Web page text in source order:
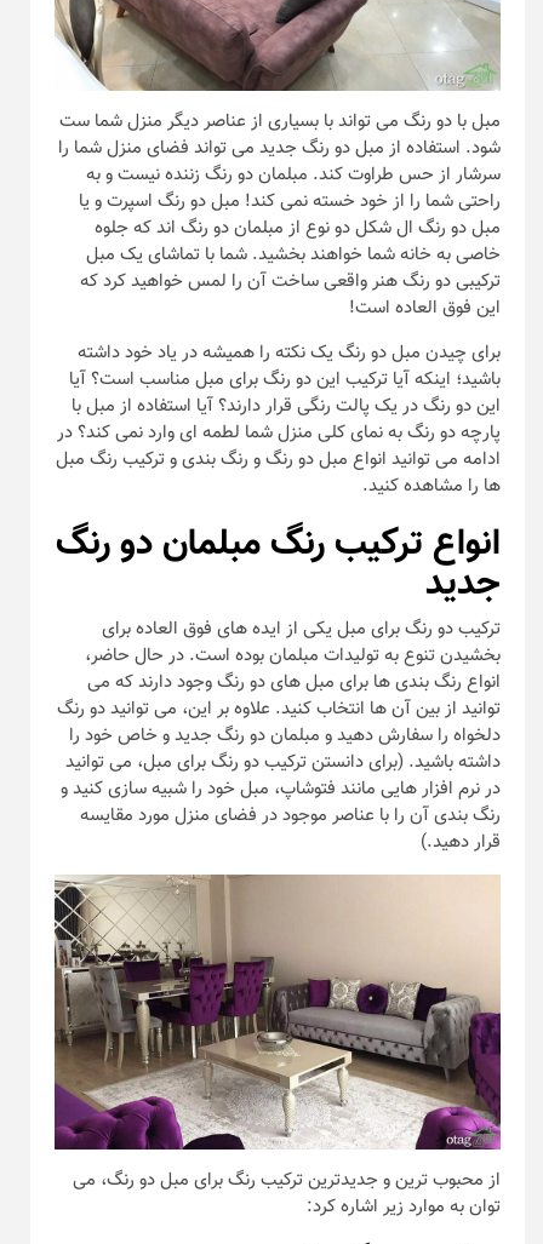
مبل با دو رنگ می تواند با بسیاری از عناصر دیگر منزل شما ست
شود. استفاده از مبل دو رنگ جدید می تواند فضای منزل شما را
سرشار از حس طراوت کند. مبلمان دو رنگ زننده نیست و به
راحتی شما را از خود خسته نمی کند! مبل دو رنگ اسپرت و یا
مبل دو رنگ ال شکل دو نوع از مبلمان دو رنگ اند که جلوه
خاصی به خانه شما خواهند بخشید. شما با تماشای یک مبل
ترکیبی دو رنگ هنر واقعی ساخت آن را لمس خواهید کرد که
این فوق العاده است!
برای چیدن مبل دو رنگ یک نکته را همیشه در یاد خود داشته
باشید؛ اینکه آیا ترکیب این دو رنگ برای مبل مناسب است؟ آیا
این دو رنگ در یک پالت رنگی قرار دارند؟ آیا استفاده از مبل با
پارچه دو رنگ به نمای کلی منزل شما لطمه ای وارد نمی کند؟ در
ادامه می توانید انواع مبل دو رنگ و رنگ بندی و ترکیب رنگ مبل
ها را مشاهده کنید.
انواع ترکیب رنگ مبلمان دو رنگ
جدید
ترکیب دو رنگ برای مبل یکی از ایده های فوق العاده برای
بخشیدن تنوع به تولیدات مبلمان بوده است. در حال حاضر،
انواع رنگ بندی ها برای مبل های دو رنگ وجود دارند که می
توانید از بین آن ها انتخاب کنید. علاوه بر این، می توانید دو رنگ
دلخواه را سفارش دهید و مبلمان دو رنگ جدید و خاص خود را
داشته باشید. (برای دانستن ترکیب دو رنگ برای مبل، می توانید
در نرم افزار هایی مانند فتوشاپ، مبل خود را شبیه سازی کنید و
رنگ بندی آن را با عناصر موجود در فضای منزل مورد مقایسه
قرار دهید.)
از محبوب ترین و جدیدترین ترکیب رنگ برای مبل دو رنگ، می
توان به موارد زیر اشاره کرد: